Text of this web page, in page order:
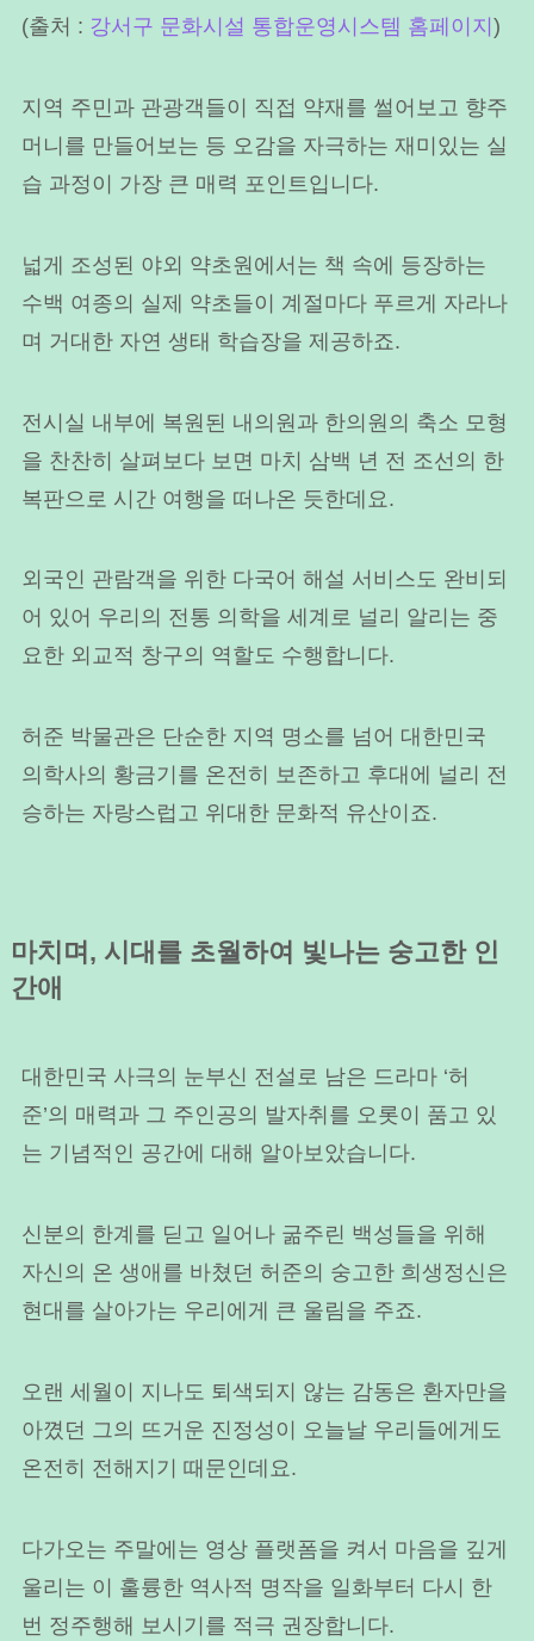
(출처 : 강서구 문화시설 통합운영시스템 홈페이지 )
지역 주민과 관광객들이 직접 약재를 썰어보고 향주
머니를 만들어보는 등 오감을 자극하는 재미있는 실
습 과정이 가장 큰 매력 포인트입니다.
넓게 조성된 야외 약초원에서는 책 속에 등장하는
수백 여종의 실제 약초들이 계절마다 푸르게 자라나
며 거대한 자연 생태 학습장을 제공하죠.
전시실 내부에 복원된 내의원과 한의원의 축소 모형
을 찬찬히 살펴보다 보면 마치 삼백 년 전 조선의 한
복판으로 시간 여행을 떠나온 듯한데요.
외국인 관람객을 위한 다국어 해설 서비스도 완비되
어 있어 우리의 전통 의학을 세계로 널리 알리는 중
요한 외교적 창구의 역할도 수행합니다.
허준 박물관은 단순한 지역 명소를 넘어 대한민국
의학사의 황금기를 온전히 보존하고 후대에 널리 전
승하는 자랑스럽고 위대한 문화적 유산이죠.
마치며, 시대를 초월하여 빛나는 숭고한 인
간애
대한민국 사극의 눈부신 전설로 남은 드라마 ‘허
준’의 매력과 그 주인공의 발자취를 오롯이 품고 있
는 기념적인 공간에 대해 알아보았습니다.
신분의 한계를 딛고 일어나 굶주린 백성들을 위해
자신의 온 생애를 바쳤던 허준의 숭고한 희생정신은
현대를 살아가는 우리에게 큰 울림을 주죠.
오랜 세월이 지나도 퇴색되지 않는 감동은 환자만을
아꼈던 그의 뜨거운 진정성이 오늘날 우리들에게도
온전히 전해지기 때문인데요.
다가오는 주말에는 영상 플랫폼을 켜서 마음을 깊게
울리는 이 훌륭한 역사적 명작을 일화부터 다시 한
번 정주행해 보시기를 적극 권장합니다.